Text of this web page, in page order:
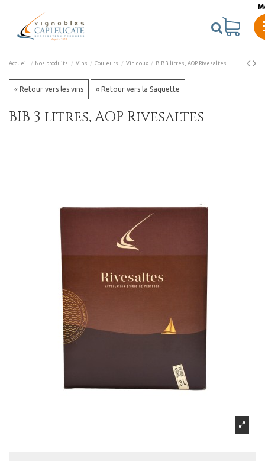
Accueil Nos produits Vins Couleurs Vin doux BIB 3 litres, AOP Rivesaltes
« Retour vers les vins « Retour vers la Saquette
BIB 3 litres, AOP Rivesaltes